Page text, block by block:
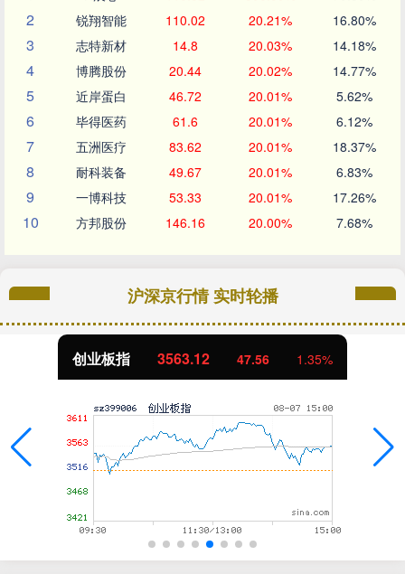
2 锐翔智能 110.02 20.21% 16.80%
3 志特新材 14.8 20.03% 14.18%
4 博腾股份 20.44 20.02% 14.77%
5 近岸蛋白 46.72 20.01% 5.62%
6 毕得医药 61.6 20.01% 6.12%
7 五洲医疗 83.62 20.01% 18.37%
8 耐科装备 49.67 20.01% 6.83%
9 一博科技 53.33 20.01% 17.26%
10 方邦股份 146.16 20.00% 7.68%
沪深京行情 实时轮播
创业板指 3563.12 47.56 1.35%